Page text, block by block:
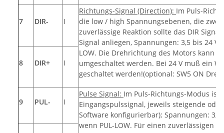
7 DIR- I
Richtungs-Signal (Direction): Im Puls-
die low / high Spannungsebenen, die
zuverlässige Reaktion sollte das DIR
Signal anliegen, Spannungen: 3,5 bis 24 V
LOW. Die Drehrichtung des Motors kann
umgeschaltet werden. Bei 24 V muß ein
geschaltet werden!(optional: SW5 ON
8 DIR+ I
9 PUL- I
Pulse Signal: Im Puls-Richtungs-Modus ist
Eingangspulssignal, jeweils steigende
Software konfigurierbar); Spannungen: 3,5
wenn PUL-LOW. Für einen zuverlässigen